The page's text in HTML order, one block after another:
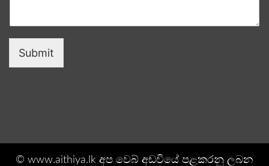
Submit
© www.aithiya.lk අප වෙබ් අඩවියේ පළකරනු ලබන